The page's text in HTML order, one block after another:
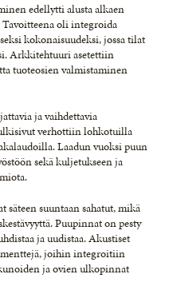
edellytti alusta alkaen
oli integroida
kokonaisuudeksi, jossa tilat
Arkkitehtuuri asetettiin
tuoteosien valmistaminen
ja vaihdettavia
verhottiin lohkotuilla
Laadun vuoksi puun
sekä kuljetukseen ja
säteen suuntaan sahatut, mikä
Puupinnat on pesty
ja uudistaa. Akustiset
joihin integroitiin
ja ovien ulkopinnat